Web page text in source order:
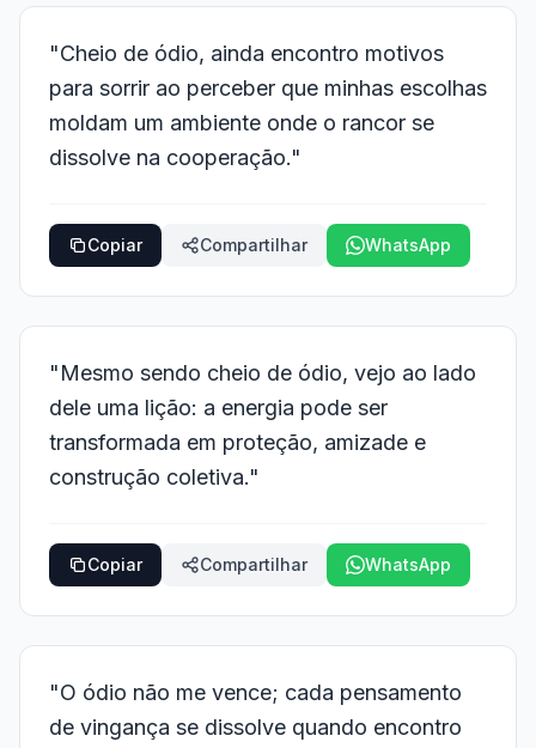
"Cheio de ódio, ainda encontro motivos
para sorrir ao perceber que minhas escolhas
moldam um ambiente onde o rancor se
dissolve na cooperação."
Copiar Compartilhar WhatsApp
"Mesmo sendo cheio de ódio, vejo ao lado
dele uma lição: a energia pode ser
transformada em proteção, amizade e
construção coletiva."
Copiar Compartilhar WhatsApp
"O ódio não me vence; cada pensamento
de vingança se dissolve quando encontro